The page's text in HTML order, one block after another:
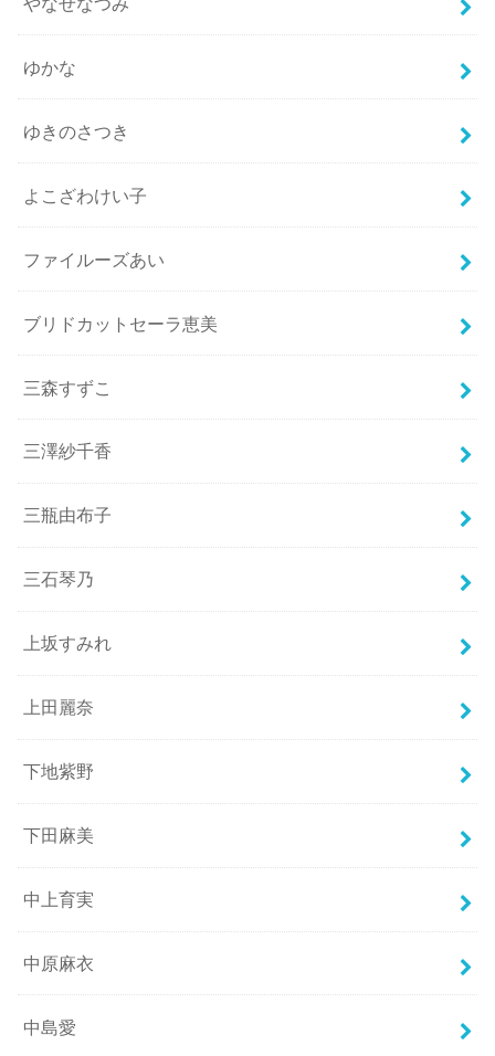
ゆかな
ゆきのさつき
よこざわけい子
ファイルーズあい
ブリドカットセーラ恵美
三森すずこ
三澤紗千香
三瓶由布子
三石琴乃
上坂すみれ
上田麗奈
下地紫野
下田麻美
中上育実
中原麻衣
中島愛